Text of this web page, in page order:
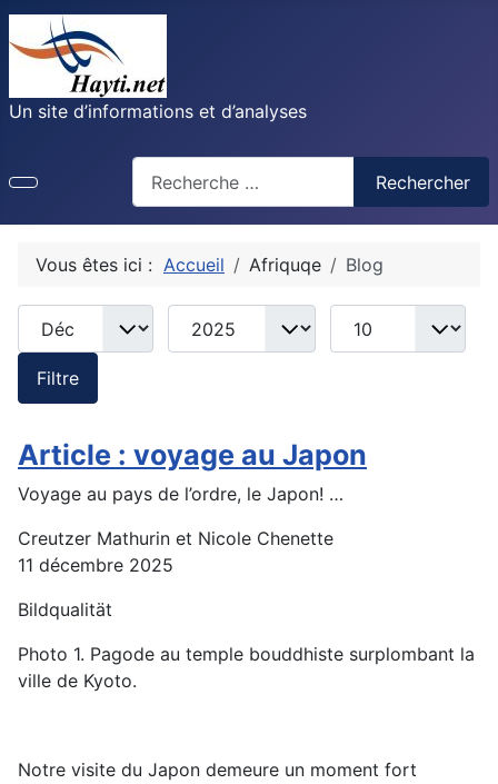
Un site d’informations et d’analyses
Rechercher
Vous êtes ici : Accueil Afriquqe Blog
Filtres de recherche
Mois Année Afficher #
Filtre
Article : voyage au Japon
Voyage au pays de l’ordre, le Japon! …
Creutzer Mathurin et Nicole Chenette
11 décembre 2025
Bildqualität
Photo 1. Pagode au temple bouddhiste surplombant la
ville de Kyoto.
Notre visite du Japon demeure un moment fort